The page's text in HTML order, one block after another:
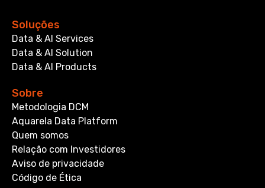
Soluções
Data & AI Services
Data & AI Solution
Data & AI Products
Sobre
Metodologia DCM
Aquarela Data Platform
Quem somos
Relação com Investidores
Aviso de privacidade
Código de Ética